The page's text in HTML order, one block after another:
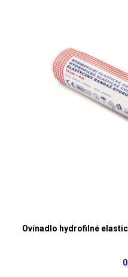
Ovínadlo hydrofilné